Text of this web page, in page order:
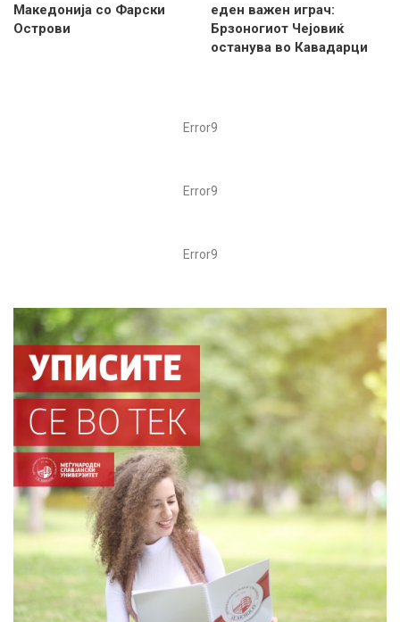
Македонија со Фарски
Острови
еден важен играч:
Брзоногиот Чејовиќ
останува во Кавадарци
Error9
Error9
Error9